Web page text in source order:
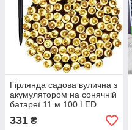
Гірлянда садова вулична з
акумулятором на сонячній
батареї 11 м 100 LED
Теплий білий
331 ₴